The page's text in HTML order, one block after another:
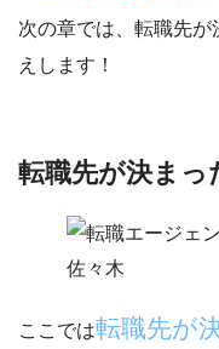
次の章では、転職先
えします！
転職先が決まっ
佐々木
ここでは転職先が